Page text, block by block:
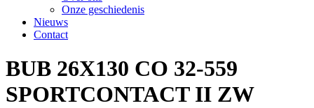
Onze geschiedenis
Nieuws
Contact
BUB 26X130 CO 32-559
SPORTCONTACT II ZW